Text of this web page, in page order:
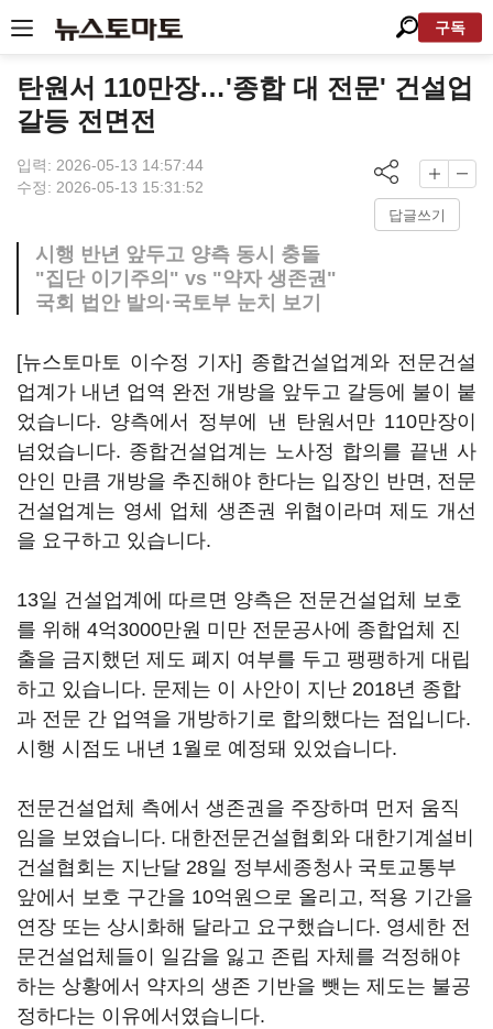
구독
탄원서 110만장…'종합 대 전문' 건설업
갈등 전면전
입력: 2026-05-13 14:57:44
수정: 2026-05-13 15:31:52
답글쓰기
시행 반년 앞두고 양측 동시 충돌
"집단 이기주의" vs "약자 생존권"
국회 법안 발의·국토부 눈치 보기
[뉴스토마토 이수정 기자] 종합건설업계와 전문건설
업계가 내년 업역 완전 개방을 앞두고 갈등에 불이 붙
었습니다. 양측에서 정부에 낸 탄원서만 110만장이
넘었습니다. 종합건설업계는 노사정 합의를 끝낸 사
안인 만큼 개방을 추진해야 한다는 입장인 반면, 전문
건설업계는 영세 업체 생존권 위협이라며 제도 개선
을 요구하고 있습니다.
13일 건설업계에 따르면 양측은 전문건설업체 보호
를 위해 4억3000만원 미만 전문공사에 종합업체 진
출을 금지했던 제도 폐지 여부를 두고 팽팽하게 대립
하고 있습니다. 문제는 이 사안이 지난 2018년 종합
과 전문 간 업역을 개방하기로 합의했다는 점입니다.
시행 시점도 내년 1월로 예정돼 있었습니다.
전문건설업체 측에서 생존권을 주장하며 먼저 움직
임을 보였습니다. 대한전문건설협회와 대한기계설비
건설협회는 지난달 28일 정부세종청사 국토교통부
앞에서 보호 구간을 10억원으로 올리고, 적용 기간을
연장 또는 상시화해 달라고 요구했습니다. 영세한 전
문건설업체들이 일감을 잃고 존립 자체를 걱정해야
하는 상황에서 약자의 생존 기반을 뺏는 제도는 불공
정하다는 이유에서였습니다.